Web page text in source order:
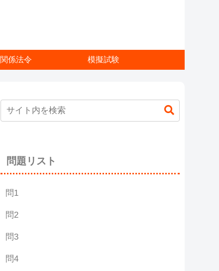
関係法令 模擬試験
問題リスト
問1
問2
問3
問4